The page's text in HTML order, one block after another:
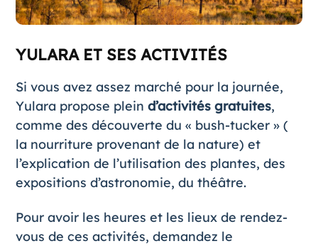
YULARA ET SES ACTIVITÉS
Si vous avez assez marché pour la journée,
Yulara propose plein d’activités gratuites,
comme des découverte du « bush-tucker » (
la nourriture provenant de la nature) et
l’explication de l’utilisation des plantes, des
expositions d’astronomie, du théâtre.
Pour avoir les heures et les lieux de rendez-
vous de ces activités, demandez le